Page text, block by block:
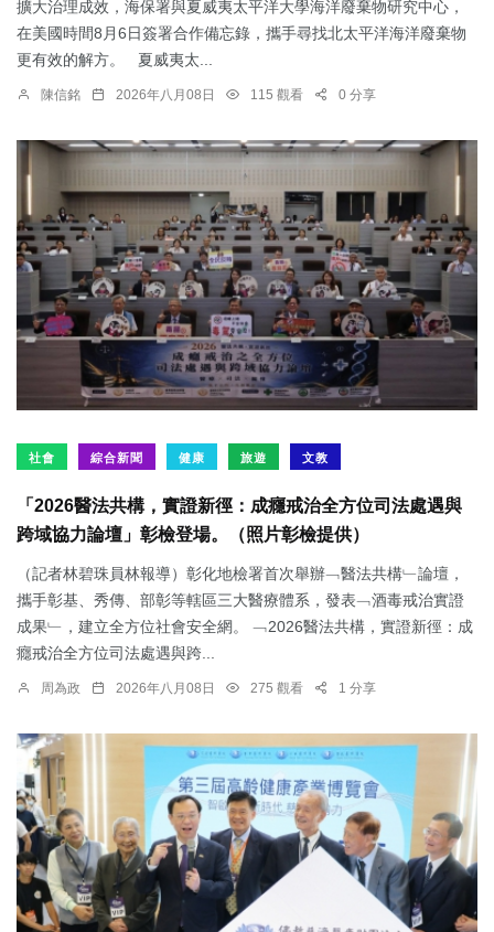
擴大治理成效，海保署與夏威夷太平洋大學海洋廢棄物研究中心，
在美國時間8月6日簽署合作備忘錄，攜手尋找北太平洋海洋廢棄物
更有效的解方。 夏威夷太...
陳信銘 2026年八月08日 115 觀看 0 分享
社會 綜合新聞 健康 旅遊 文教
「2026醫法共構，實證新徑：成癮戒治全方位司法處遇與
跨域協力論壇」彰檢登場。（照片彰檢提供）
（記者林碧珠員林報導）彰化地檢署首次舉辦﹁醫法共構﹂論壇，
攜手彰基、秀傳、部彰等轄區三大醫療體系，發表﹁酒毒戒治實證
成果﹂，建立全方位社會安全網。 ﹁2026醫法共構，實證新徑：成
癮戒治全方位司法處遇與跨...
周為政 2026年八月08日 275 觀看 1 分享